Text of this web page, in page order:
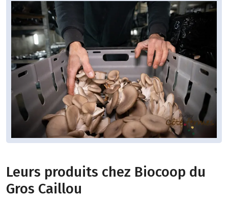
Leurs produits chez Biocoop du
Gros Caillou